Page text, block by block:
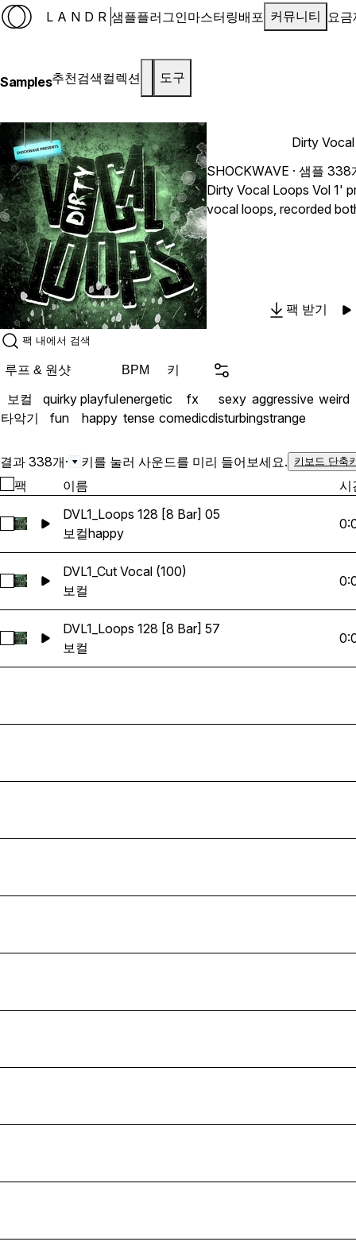
LANDR 샘플플러그인마스터링배포 커뮤니티 요금
Samples추천검색컬렉션 도구
Dirty
SHOCKWAVE · 샘플 338
Dirty Vocal Loops Vol 1'
vocal loops, recorded
팩 받기
루프 & 원샷 BPM 키
보컬 quirky playfulenergetic fx sexy aggressive weird
타악기
fun happy tense comedicdisturbingstrange
결과 338개· 키를 눌러 사운드를 미리 들어보세요. 키보드 단축
팩 이름 시
DVL1_Loops 128 [8 Bar] 05 선택
DVL1_Loops 128 [8 Bar] 05
보컬happy
DVL1_Cut Vocal (100) 선택
DVL1_Cut Vocal (100)
보컬
DVL1_Loops 128 [8 Bar] 57 선택
DVL1_Loops 128 [8 Bar] 57
보컬